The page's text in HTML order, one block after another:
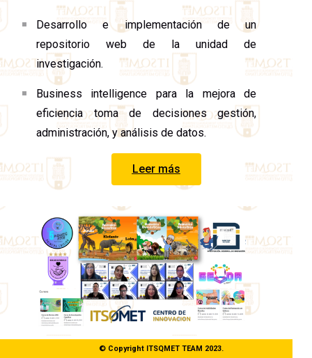
Desarrollo e implementación de un
repositorio web de la unidad de
investigación.
Business intelligence para la mejora de
eficiencia toma de decisiones gestión,
administración, y análisis de datos.
Leer más
© Copyright ITSQMET TEAM 2023.